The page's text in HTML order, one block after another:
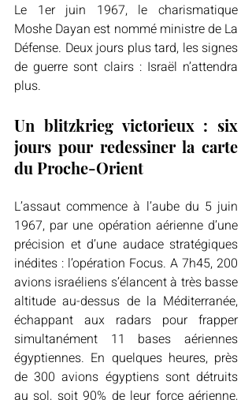
Le 1er juin 1967, le charismatique
Moshe Dayan est nommé ministre de La
Défense. Deux jours plus tard, les signes
de guerre sont clairs : Israël n’attendra
plus.
Un blitzkrieg victorieux : six
jours pour redessiner la carte
du Proche-Orient
L’assaut commence à l’aube du 5 juin
1967, par une opération aérienne d’une
précision et d’une audace stratégiques
inédites : l’opération Focus. A 7h45, 200
avions israéliens s’élancent à très basse
altitude au-dessus de la Méditerranée,
échappant aux radars pour frapper
simultanément 11 bases aériennes
égyptiennes. En quelques heures, près
de 300 avions égyptiens sont détruits
au sol, soit 90% de leur force aérienne,